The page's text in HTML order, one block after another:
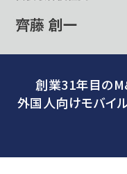
創業31年目の
外国人向けモバイ